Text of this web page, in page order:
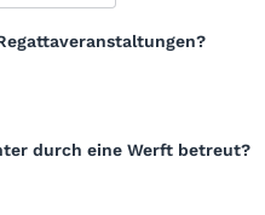
durch eine Werft betreut?